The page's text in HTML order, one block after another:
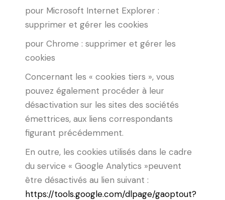
pour Microsoft Internet Explorer :
supprimer et gérer les cookies
pour Chrome : supprimer et gérer les
cookies
Concernant les « cookies tiers », vous
pouvez également procéder à leur
désactivation sur les sites des sociétés
émettrices, aux liens correspondants
figurant précédemment.
En outre, les cookies utilisés dans le cadre
du service « Google Analytics »peuvent
être désactivés au lien suivant :
https://tools.google.com/dlpage/gaoptout?